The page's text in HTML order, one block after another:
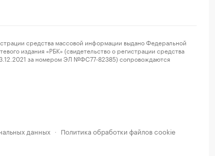
средства массовой информации выдано Федеральной
издания «РБК» (свидетельство о регистрации средства
за номером ЭЛ №ФС77-82385) сопровождаются
данных · Политика обработки файлов cookie